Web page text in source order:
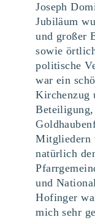
Joseph
Jubiläum
und großer
sowie
politische
war ein
Kirchenzug
Beteiligung,
Mitgliedern
natürlich
und
Hofinger
mich sehr